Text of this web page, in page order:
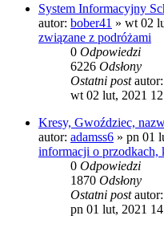
System Informacyjny
autor: bober41 » wt 02
związane z podróżami
0 Odpowiedzi
6226 Odsłony
Ostatni postautor:
wt 02 lut, 2021
Kresy, Gwoździec,
autor: adamss6 » pn 01
informacji o przodkach,
0 Odpowiedzi
1870 Odsłony
Ostatni postautor:
pn 01 lut, 2021